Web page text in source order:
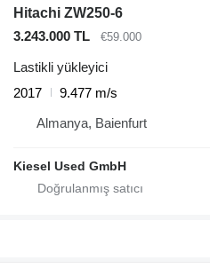
Hitachi ZW250-6
3.243.000 TL
€59.000
Lastikli yükleyici
2017
9.477 m/s
Almanya, Baienfurt
Kiesel Used GmbH